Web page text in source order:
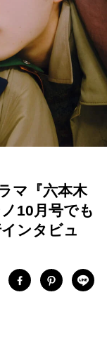
マ『六本木
10月号でも
ンタビュ